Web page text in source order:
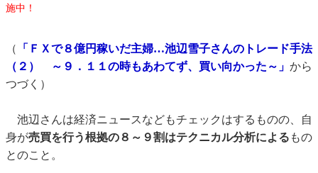
施中！
（
「ＦＸで８億円稼いだ主婦…池辺雪子さんのトレード手法
（２） ～９．１１の時もあわてず、買い向かった～」 から
つづく）
池辺さんは経済ニュースなどもチェックはするものの、自
身が売買を行う根拠の８～９割はテクニカル分析による もの
とのこと。